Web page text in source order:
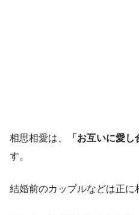
相思相愛は、 「お互いに愛し
す。
結婚前のカップルなどは正に